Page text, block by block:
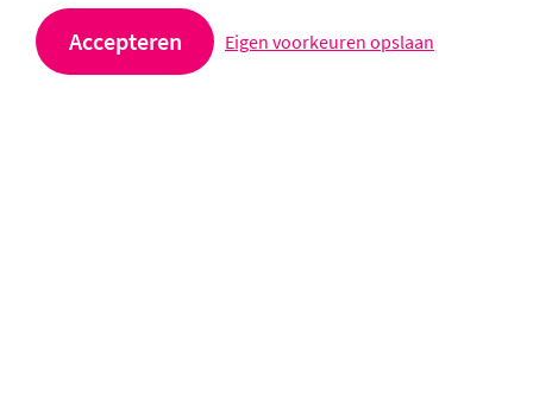
Afdeling VSO
Meerkoetstraat 3
Accepteren Eigen voorkeuren opslaan